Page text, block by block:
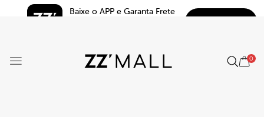
Baixe o APP e Garanta Frete
0